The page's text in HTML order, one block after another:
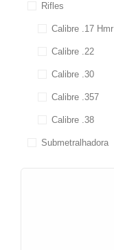
Rifles
Calibre .17 Hmr
Calibre .22
Calibre .30
Calibre .357
Calibre .38
Submetralhadora